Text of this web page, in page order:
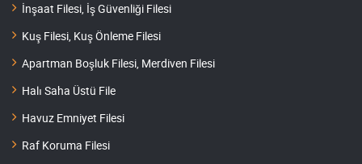
İnşaat Filesi, İş Güvenliği Filesi
Kuş Filesi, Kuş Önleme Filesi
Apartman Boşluk Filesi, Merdiven Filesi
Halı Saha Üstü File
Havuz Emniyet Filesi
Raf Koruma Filesi